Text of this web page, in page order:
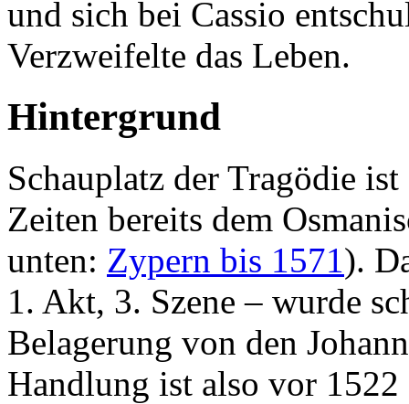
und sich bei Cassio
Verzweifelte das Leben.
Hintergrund
Schauplatz der Tragödie ist
Zeiten bereits dem
unten: Zypern bis 1571 ).
1. Akt, 3. Szene – wurde
Belagerung von den
Handlung ist also vor 1522